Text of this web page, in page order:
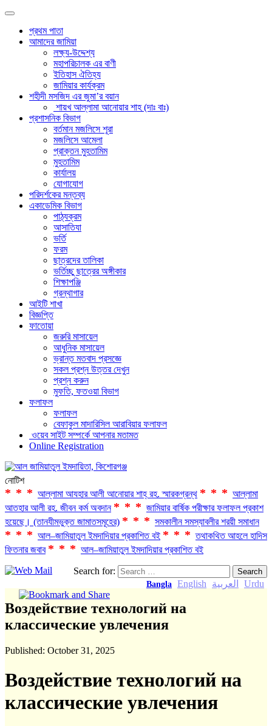
প্রথম পাতা
আমাদের জামিয়া
লক্ষ্য-উদ্দেশ্য
মহাপরিচালক এর বাণী
ইতিহাস ঐতিহ্য
জামিয়ার কার্যক্রম
শহীদী মসজিদ এর জুমা’র বয়ান
শায়খ আল্লামা আনোয়ার শাহ (দাঃ বাঃ)
প্রশাসনিক বিভাগ
বর্তমান মজলিসে শূরা
মজলিসে আমেলা
প্রাক্তন মুহতামিম
মুহতামিম
কার্যালয়
যোগাযোগ
পরিদর্শকের মন্তব্য
একাডেমিক বিভাগ
পাঠ্যক্রম
আসাতিযা
ভর্তি
ফরম
ছাত্রদের তালিকা
ভর্তিচ্ছু ছাত্রের অঙ্গীকার
শিক্ষাপঞ্জি
গ্রন্থাগার
আইটি শাখা
বিজ্ঞপ্তি
ফাতোয়া
জরুরি মাসায়েল
আধুনিক মাসায়েল
ভ্রান্ত মতবাদ প্রসজ্ঞে
সকল প্রশ্ন উত্তর দেখুন
প্রশ্ন করুন
মুফতি, ফতওয়া বিভাগ
ফলাফল
ফলাফল
বেফাকুল মাদারিসিল আরাবিয়ার ফলাফল
ওয়েব সাইট সম্পর্কে আপনার মতামত
Online Registration
নোটিশ
*** আল্লামা আযহার আলী আনোয়ার শাহ্‌ রহ. স্মারকগ্রন্থ *** আল্লামা
আতহার আলী রহ. জীবন কর্ম অবদান *** জামিয়ার বার্ষিক পরীক্ষার ফলাফল প্রকাশ
হয়েছে। (তানযীমভুক্ত জামাতসমূহের) *** সমকালীন সমস্যাবলীর শরয়ী সমাধান
*** আল–জামিয়াতুল ইমদাদিয়ার প্রকাশিত বই ***তথাকথিত আহলে হাদিস
ফিতনার জবাব *** আল–জামিয়াতুল ইমদাদিয়ার প্রকাশিত বই
Search for:
Bangla English العربية Urdu
Воздействие технологий на
классические увлечения
Published: October 31, 2025
Воздействие технологий на
классические увлечения